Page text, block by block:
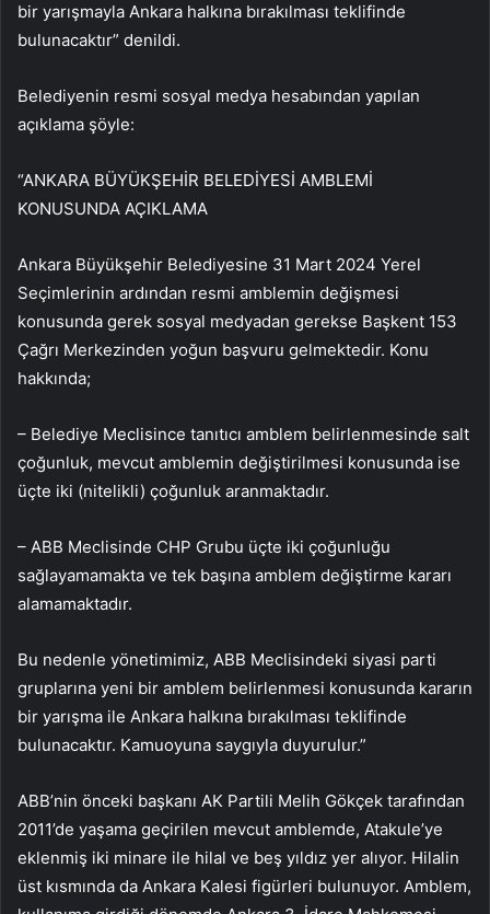
bir yarışmayla Ankara halkına bırakılması teklifinde
bulunacaktır” denildi.
Belediyenin resmi sosyal medya hesabından yapılan
açıklama şöyle:
“ANKARA BÜYÜKŞEHİR BELEDİYESİ AMBLEMİ
KONUSUNDA AÇIKLAMA
Ankara Büyükşehir Belediyesine 31 Mart 2024 Yerel
Seçimlerinin ardından resmi amblemin değişmesi
konusunda gerek sosyal medyadan gerekse Başkent 153
Çağrı Merkezinden yoğun başvuru gelmektedir. Konu
hakkında;
– Belediye Meclisince tanıtıcı amblem belirlenmesinde salt
çoğunluk, mevcut amblemin değiştirilmesi konusunda ise
üçte iki (nitelikli) çoğunluk aranmaktadır.
– ABB Meclisinde CHP Grubu üçte iki çoğunluğu
sağlayamamakta ve tek başına amblem değiştirme kararı
alamamaktadır.
Bu nedenle yönetimimiz, ABB Meclisindeki siyasi parti
gruplarına yeni bir amblem belirlenmesi konusunda kararın
bir yarışma ile Ankara halkına bırakılması teklifinde
bulunacaktır. Kamuoyuna saygıyla duyurulur.”
ABB’nin önceki başkanı AK Partili Melih Gökçek tarafından
2011’de yaşama geçirilen mevcut amblemde, Atakule’ye
eklenmiş iki minare ile hilal ve beş yıldız yer alıyor. Hilalin
üst kısmında da Ankara Kalesi figürleri bulunuyor. Amblem,